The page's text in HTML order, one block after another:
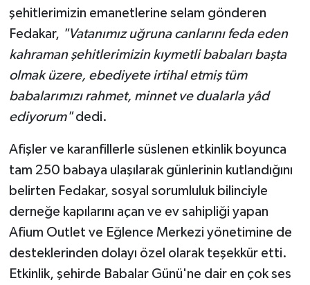
şehitlerimizin emanetlerine selam gönderen
Fedakar, "Vatanımız uğruna canlarını feda eden
kahraman şehitlerimizin kıymetli babaları başta
olmak üzere, ebediyete irtihal etmiş tüm
babalarımızı rahmet, minnet ve dualarla yâd
ediyorum"dedi.
Afişler ve karanfillerle süslenen etkinlik boyunca
tam 250 babaya ulaşılarak günlerinin kutlandığını
belirten Fedakar, sosyal sorumluluk bilinciyle
derneğe kapılarını açan ve ev sahipliği yapan
Afium Outlet ve Eğlence Merkezi yönetimine de
desteklerinden dolayı özel olarak teşekkür etti.
Etkinlik, şehirde Babalar Günü'ne dair en çok ses